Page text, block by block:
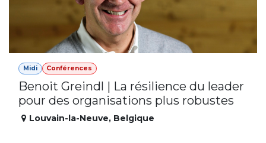
Midi Conférences
Benoit Greindl | La résilience du leader
pour des organisations plus robustes
Louvain-la-Neuve, Belgique